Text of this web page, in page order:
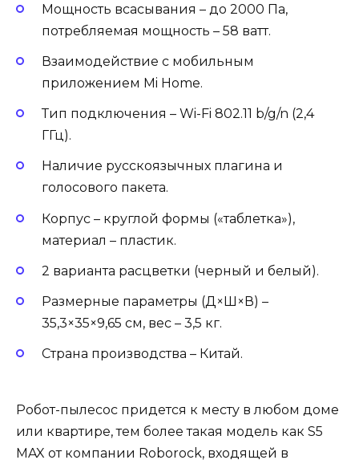
Мощность всасывания – до 2000 Па,
потребляемая мощность – 58 ватт.
Взаимодействие с мобильным
приложением Mi Home.
Тип подключения – Wi-Fi 802.11 b/g/n (2,4
ГГц).
Наличие русскоязычных плагина и
голосового пакета.
Корпус – круглой формы («таблетка»),
материал – пластик.
2 варианта расцветки (черный и белый).
Размерные параметры (Д×Ш×В) –
35,3×35×9,65 см, вес – 3,5 кг.
Страна производства – Китай.
Робот-пылесос придется к месту в любом доме
или квартире, тем более такая модель как S5
MAX от компании Roborock, входящей в